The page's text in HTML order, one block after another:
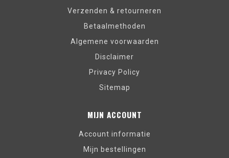
Verzenden & retourneren
Betaalmethoden
Algemene voorwaarden
Disclaimer
Privacy Policy
Sitemap
MIJN ACCOUNT
Account informatie
Mijn bestellingen